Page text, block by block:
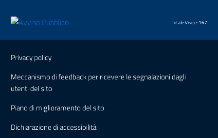
Totale Visite: 167
Sezione Link Utili
Privacy policy
Meccanismo di feedback per ricevere le segnalazioni dagli
utenti del sito
Piano di miglioramento del sito
Dichiarazione di accessibilità